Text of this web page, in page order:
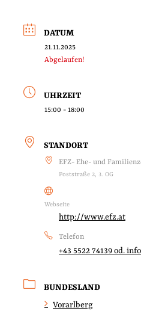
DATUM
21.11.2025
Abgelaufen!
UHRZEIT
15:00 - 18:00
STANDORT
EFZ- Ehe- und
Poststraße 2, 3. OG
Webseite
http://www.efz.at
Telefon
+43 5522 74139 od.
BUNDESLAND
Vorarlberg